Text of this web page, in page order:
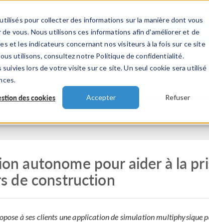
pour collecter des informations sur la manière dont vous
vous. Nous utilisons ces informations afin d'améliorer et de
et les indicateurs concernant nos visiteurs à la fois sur ce site
utilisons, consultez notre Politique de confidentialité.
lors de votre visite sur ce site. Un seul cookie sera utilisé
des cookies Accepter Refuser
INDUSTRIES VIDEOS EVENEMENTS
autonome pour aider à la
de construction
à ses clients une application de simulation multiphysique